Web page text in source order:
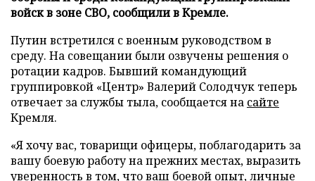
войск в зоне СВО, сообщили в Кремле.
Путин встретился с военным руководством в
среду. На совещании были озвучены решения о
ротации кадров. Бывший командующий
группировкой «Центр» Валерий Солодчук теперь
отвечает за службы тыла, сообщается на сайте
Кремля.
«Я хочу вас, товарищи офицеры, поблагодарить за
вашу боевую работу на прежних местах, выразить
уверенность в том, что ваш боевой опыт, личные